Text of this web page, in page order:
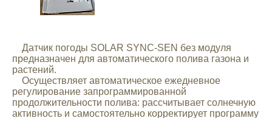
Датчик погоды SOLAR SYNC-SEN без модуля
предназначен для автоматического полива газона и
растений.
Осуществляет автоматическое ежедневное
регулирование запрограммированной
продолжительности полива: рассчитывает солнечную
активность и самостоятельно корректирует программу
УАЗ
Дополнительные товары